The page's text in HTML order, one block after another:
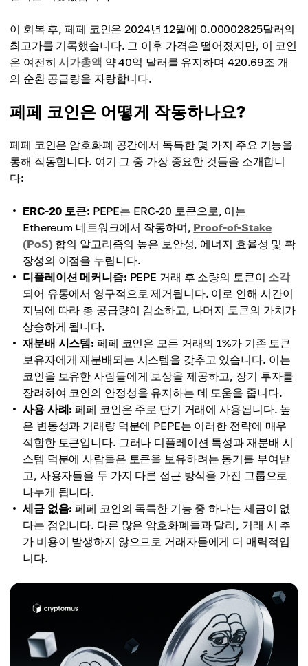
이 회복 후, 페페 코인은 2024년 12월에 0.00002825달러의
최고가를 기록했습니다. 그 이후 가격은 떨어졌지만, 이 코인
은 여전히시가총액 약 40억 달러를 유지하며 420.69조 개
의 순환 공급량을 자랑합니다.
페페 코인은 어떻게 작동하나요?
페페 코인은 암호화폐 공간에서 독특한 몇 가지 주요 기능을
통해 작동합니다. 여기 그 중 가장 중요한 것들을 소개합니
다:
ERC-20 토큰: PEPE는 ERC-20 토큰으로, 이는
Ethereum 네트워크에서 작동하며, Proof-of-Stake
(PoS) 합의 알고리즘의 높은 보안성, 에너지 효율성 및 확
장성의 이점을 누립니다.
디플레이션 메커니즘: PEPE 거래 후 소량의 토큰이 소각
되어 유통에서 영구적으로 제거됩니다. 이로 인해 시간이
지남에 따라 총 공급량이 감소하고, 나머지 토큰의 가치가
상승하게 됩니다.
재분배 시스템: 페페 코인은 모든 거래의 1%가 기존 토큰
보유자에게 재분배되는 시스템을 갖추고 있습니다. 이는
코인을 보유한 사람들에게 보상을 제공하고, 장기 투자를
장려하여 코인의 안정성을 유지하는 데 도움을 줍니다.
사용 사례: 페페 코인은 주로 단기 거래에 사용됩니다. 높
은 변동성과 거래량 덕분에 PEPE는 이러한 전략에 매우
적합한 토큰입니다. 그러나 디플레이션 특성과 재분배 시
스템 덕분에 사람들은 토큰을 보유하려는 동기를 부여받
고, 사용자들을 두 가지 다른 접근 방식을 가진 그룹으로
나누게 됩니다.
세금 없음: 페페 코인의 독특한 기능 중 하나는 세금이 없
다는 점입니다. 다른 많은 암호화폐들과 달리, 거래 시 추
가 비용이 발생하지 않으므로 거래자들에게 더 매력적입
니다.